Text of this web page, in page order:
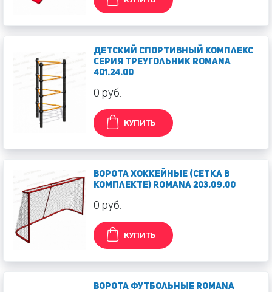
Детский спортивный комплекс
Серия треугольник Romana
401.24.00
0 руб.
КУПИТЬ
Ворота хоккейные (сетка в
комплекте) Romana 203.09.00
0 руб.
КУПИТЬ
Ворота футбольные Romana